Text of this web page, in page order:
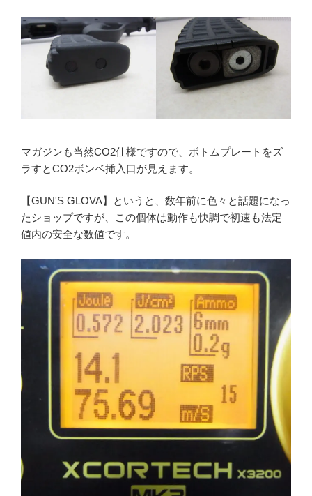
マガジンも当然CO2仕様ですので、ボトムプレートをズ
ラすとCO2ボンベ挿入口が見えます。
【GUN'S GLOVA】というと、数年前に色々と話題になっ
たショップですが、この個体は動作も快調で初速も法定
値内の安全な数値です。